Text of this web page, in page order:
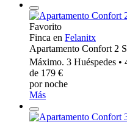
Favorito
Finca en Felanitx
Apartamento Confort 2
Máximo. 3 Huéspedes •
de 179 €
por noche
Más